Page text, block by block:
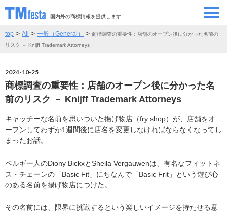
国内外の商標情報を提供します
SEMINAR/EVENT
CONTRIBUTORS 情報提供者
CONTACT お問い合わせ
top > All > 一般（General） > 商標調査の重要性：店舗のオープン後に分かった名前の
リスク － Knijff Trademark Attorneys
2024-10-25
商標調査の重要性：店舗のオープン後に分かった名
前のリスク － Knijff Trademark Attorneys
キャッチーな名前を思いついた揚げ物店（fry shop）が、店舗をオ
ープンしてわずか1週間後に店名を変更しなければならなくなってし
まったお話。
ベルギー人のDiony BickxとSheila Vergauwenは、有名なフィットネ
ス・チェーンの「Basic Fit」にちなんで「Basic Frit」という遊び心
のある名前を揚げ物店につけた。
その名前には、限界に挑戦するという楽しいイメージを持たせる意